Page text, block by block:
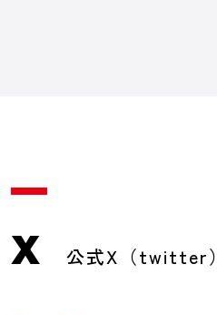
X 公式X（twitter）